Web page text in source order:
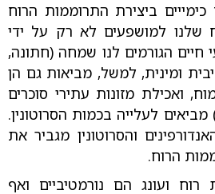
ביצירת התרוממות הרוח
שלנו למושפעים לא רק על ידי
חיים הגורמים לנו שמחה (חתונה,
ומינית, למשל, מביאות גם הן
ואכילת מזונות עתירי סוכרים
לעלייה בכמות הסרוטונין.
והסרוטונין מגביר את
הרוח.
ועונג הם נורמטיביים ואף